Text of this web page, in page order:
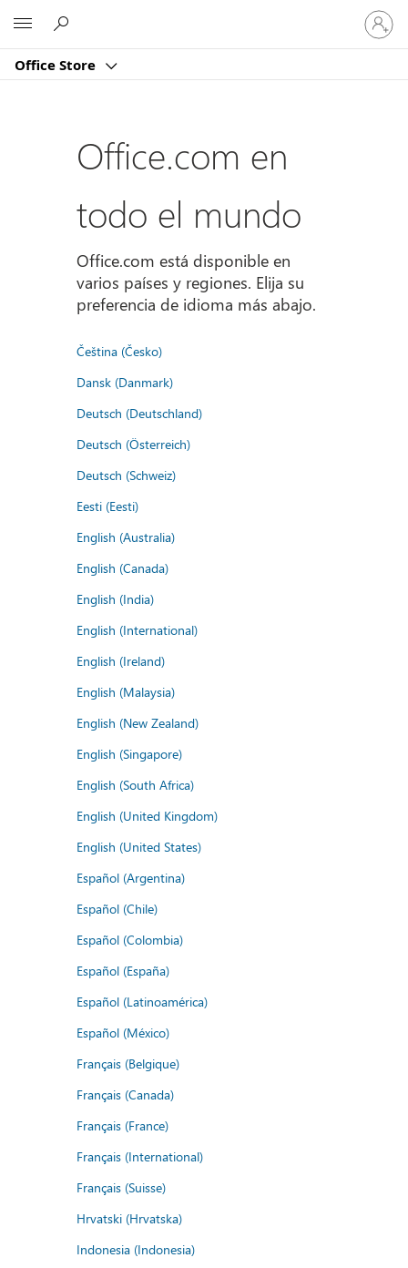
Office Store
Iniciar
sesión
en
cuenta
Office.com en
todo el mundo
Office.com está disponible en
varios países y regiones. Elija su
preferencia de idioma más abajo.
Čeština (Česko)
Dansk (Danmark)
Deutsch (Deutschland)
Deutsch (Österreich)
Deutsch (Schweiz)
Eesti (Eesti)
English (Australia)
English (Canada)
English (India)
English (International)
English (Ireland)
English (Malaysia)
English (New Zealand)
English (Singapore)
English (South Africa)
English (United Kingdom)
English (United States)
Español (Argentina)
Español (Chile)
Español (Colombia)
Español (España)
Español (Latinoamérica)
Español (México)
Français (Belgique)
Français (Canada)
Français (France)
Français (International)
Français (Suisse)
Hrvatski (Hrvatska)
Indonesia (Indonesia)